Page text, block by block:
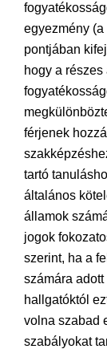
egyezmény
pontjában
hogy a
férjenek
tartó
általános
államok
jogok
szerint, ha a
számára
hallgatóktól
volna szabad
szabályokat